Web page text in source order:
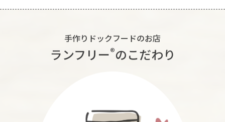
手作りドックフードのお店
ランフリー®︎のこだわり